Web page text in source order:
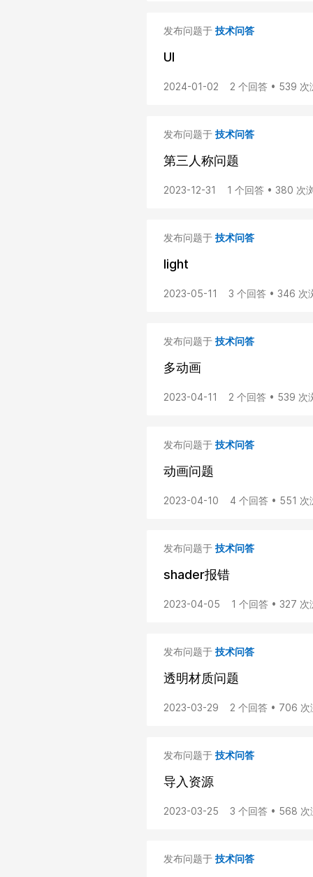
发布问题于 技术问答
UI
2024-01-02 2 个回答 • 539 次
发布问题于 技术问答
第三人称问题
2023-12-31 1 个回答 • 380 次
发布问题于 技术问答
light
2023-05-11 3 个回答 • 346 次
发布问题于 技术问答
多动画
2023-04-11 2 个回答 • 539 次
发布问题于 技术问答
动画问题
2023-04-10 4 个回答 • 551 次
发布问题于 技术问答
shader报错
2023-04-05 1 个回答 • 327 次
发布问题于 技术问答
透明材质问题
2023-03-29 2 个回答 • 706 次
发布问题于 技术问答
导入资源
2023-03-25 3 个回答 • 568 次
发布问题于 技术问答